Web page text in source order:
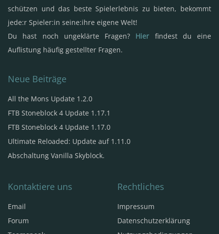
schützen und das beste Spielerlebnis zu bieten, bekommt
jede:r Spieler:in seine:ihre eigene Welt!
Du hast noch ungeklärte Fragen? Hier findest du eine
Auflistung häufig gestellter Fragen.
Neue Beiträge
All the Mons Update 1.2.0
FTB Stoneblock 4 Update 1.17.1
FTB Stoneblock 4 Update 1.17.0
Ultimate Reloaded: Update auf 1.11.0
Abschaltung Vanilla Skyblock.
Kontaktiere uns
Email
Forum
Rechtliches
Impressum
Datenschutzerklärung